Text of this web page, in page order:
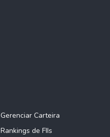
Gerenciar Carteira
Rankings de FIIs